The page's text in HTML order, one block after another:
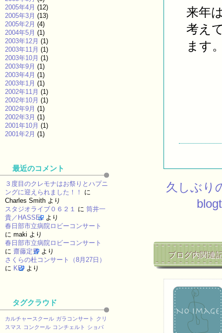
来年
考え
ます
久しぶり
ブログ内関連
2005年4月 (12)
2005年3月 (13)
2005年2月 (4)
2004年5月 (1)
2003年12月 (1)
2003年11月 (1)
2003年10月 (1)
2003年9月 (1)
2003年4月 (1)
2003年1月 (1)
2002年11月 (1)
2002年10月 (1)
2002年9月 (1)
2002年3月 (1)
2001年10月 (1)
2001年2月 (1)
最近のコメント
３度目のクレモナはお祭りとハプニ
ングに迎えられました！！
に
Charles Smith より
スタジオライブ０６２１ に 筒井一
貴／HASSEL より
春日部市立病院ロビーコンサート
に maki より
春日部市立病院ロビーコンサート
に 齋藤定男 より
さくらの杜コンサート（8月27日）
に KEI より
タグクラウド
カルチャースクール ガラコンサート
クリ
スマス
コンクール コンチェルト
ショパ